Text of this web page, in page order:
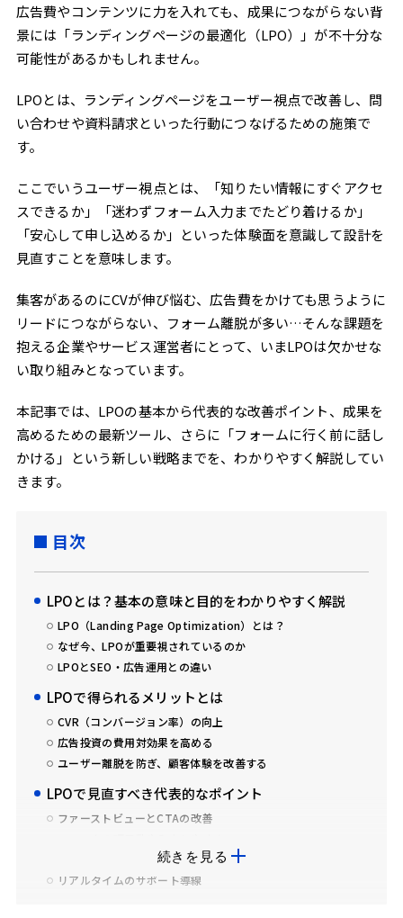
広告費やコンテンツに力を入れても、成果につながらない背
景には「ランディングページの最適化（LPO）」が不十分な
可能性があるかもしれません。
LPOとは、ランディングページをユーザー視点で改善し、問
い合わせや資料請求といった行動につなげるための施策で
す。
ここでいうユーザー視点とは、「知りたい情報にすぐアクセ
スできるか」「迷わずフォーム入力までたどり着けるか」
「安心して申し込めるか」といった体験面を意識して設計を
見直すことを意味します。
集客があるのにCVが伸び悩む、広告費をかけても思うように
リードにつながらない、フォーム離脱が多い…そんな課題を
抱える企業やサービス運営者にとって、いまLPOは欠かせな
い取り組みとなっています。
本記事では、LPOの基本から代表的な改善ポイント、成果を
高めるための最新ツール、さらに「フォームに行く前に話し
かける」という新しい戦略までを、わかりやすく解説してい
きます。
目次
LPOとは？基本の意味と目的をわかりやすく解説
LPO（Landing Page Optimization）とは？
なぜ今、LPOが重要視されているのか
LPOとSEO・広告運用との違い
LPOで得られるメリットとは
CVR（コンバージョン率）の向上
広告投資の費用対効果を高める
ユーザー離脱を防ぎ、顧客体験を改善する
LPOで見直すべき代表的なポイント
ファーストビューとCTAの改善
導線設計とコンテンツの信頼性
リアルタイムのサポート導線
続きを見る